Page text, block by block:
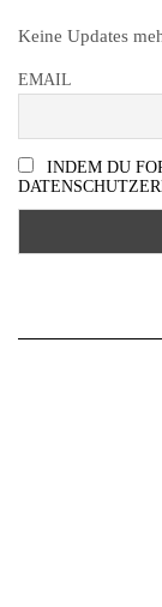
Keine Updates
EMAIL
INDEM DU